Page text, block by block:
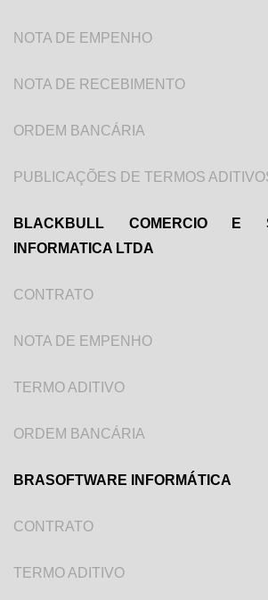
NOTA DE EMPENHO
NOTA DE RECEBIMENTO
ORDEM BANCÁRIA
PUBLICAÇÕES DE TERMOS
BLACKBULL COMERCIO E
INFORMATICA LTDA
CONTRATO
NOTA DE EMPENHO
TERMO ADITIVO
ORDEM BANCÁRIA
BRASOFTWARE INFORMÁTICA
CONTRATO
TERMO ADITIVO